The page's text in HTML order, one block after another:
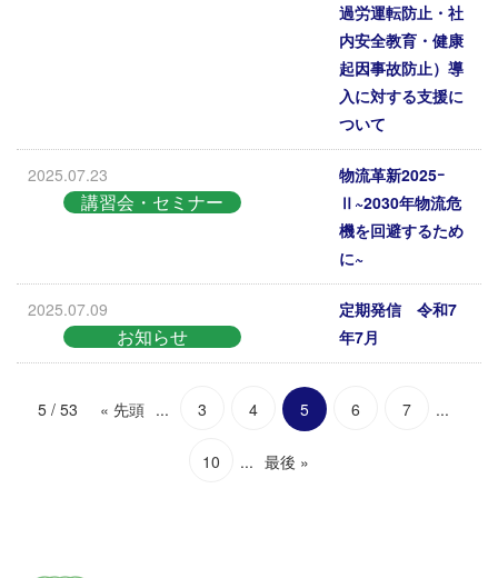
過労運転防止・社
内安全教育・健康
起因事故防止）導
入に対する支援に
ついて
2025.07.23
講習会・セミナー
物流革新2025ｰ
Ⅱ~2030年物流危
機を回避するため
に~
2025.07.09
お知らせ
定期発信 令和7
年7月
5 / 53 « 先頭 ... 3 4 5 6 7 ...
10 ... 最後 »